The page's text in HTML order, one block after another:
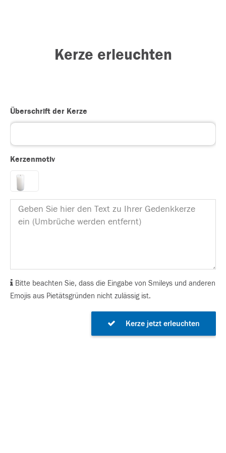
Kerze erleuchten
Überschrift der Kerze
Kerzenmotiv
Bitte beachten Sie, dass die Eingabe von Smileys und anderen
Emojis aus Pietätsgründen nicht zulässig ist.
Kerze jetzt erleuchten